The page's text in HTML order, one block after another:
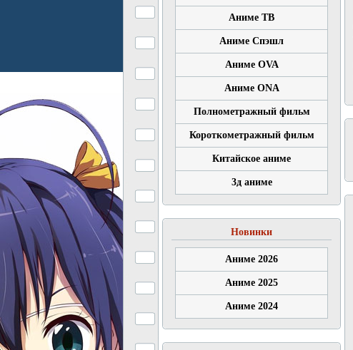
Аниме ТВ
Аниме Спэшл
Аниме OVA
Аниме ONA
Полнометражный фильм
Короткометражный фильм
Китайское аниме
3д аниме
Новинки
Аниме 2026
Аниме 2025
Аниме 2024